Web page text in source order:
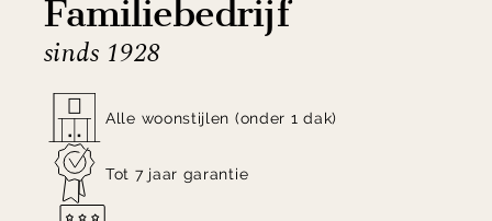
Familiebedrijf
sinds 1928
Alle woonstijlen (onder 1 dak)
Tot 7 jaar garantie